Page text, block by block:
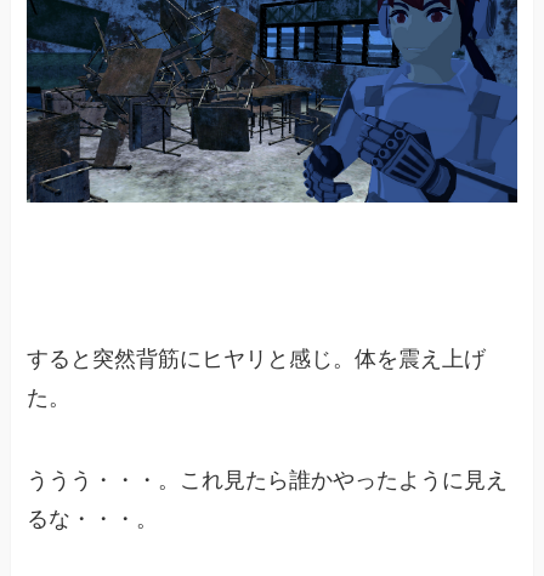
すると突然背筋にヒヤリと感じ。体を震え上げ
た。
ううう・・・。これ見たら誰かやったように見え
るな・・・。